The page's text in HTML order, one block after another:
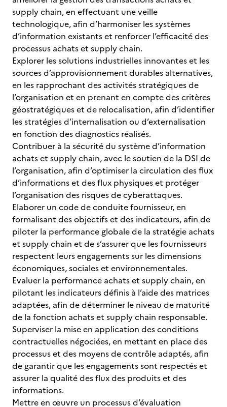
supply chain, en effectuant une veille
technologique, afin d’harmoniser les systèmes
d’information existants et renforcer l’efficacité des
processus achats et supply chain.
Explorer les solutions industrielles innovantes et les
sources d’approvisionnement durables alternatives,
en les rapprochant des activités stratégiques de
l’organisation et en prenant en compte des critères
géostratégiques et de relocalisation, afin d’identifier
les stratégies d’internalisation ou d’externalisation
en fonction des diagnostics réalisés.
Contribuer à la sécurité du système d’information
achats et supply chain, avec le soutien de la DSI de
l’organisation, afin d’optimiser la circulation des flux
d’informations et des flux physiques et protéger
l’organisation des risques de cyberattaques.
Elaborer un code de conduite fournisseur, en
formalisant des objectifs et des indicateurs, afin de
piloter la performance globale de la stratégie achats
et supply chain et de s’assurer que les fournisseurs
respectent leurs engagements sur les dimensions
économiques, sociales et environnementales.
Evaluer la performance achats et supply chain, en
pilotant les indicateurs définis à l’aide des matrices
adaptées, afin de déterminer le niveau de maturité
de la fonction achats et supply chain responsable.
Superviser la mise en application des conditions
contractuelles négociées, en mettant en place des
processus et des moyens de contrôle adaptés, afin
de garantir que les engagements sont respectés et
assurer la qualité des flux des produits et des
informations.
Mettre en œuvre un processus d’évaluation